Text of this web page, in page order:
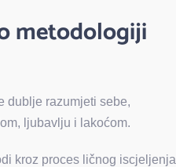
metodologiji
dublje razumjeti sebe,
ljubavlju i lakoćom.
kroz proces ličnog iscjeljenja